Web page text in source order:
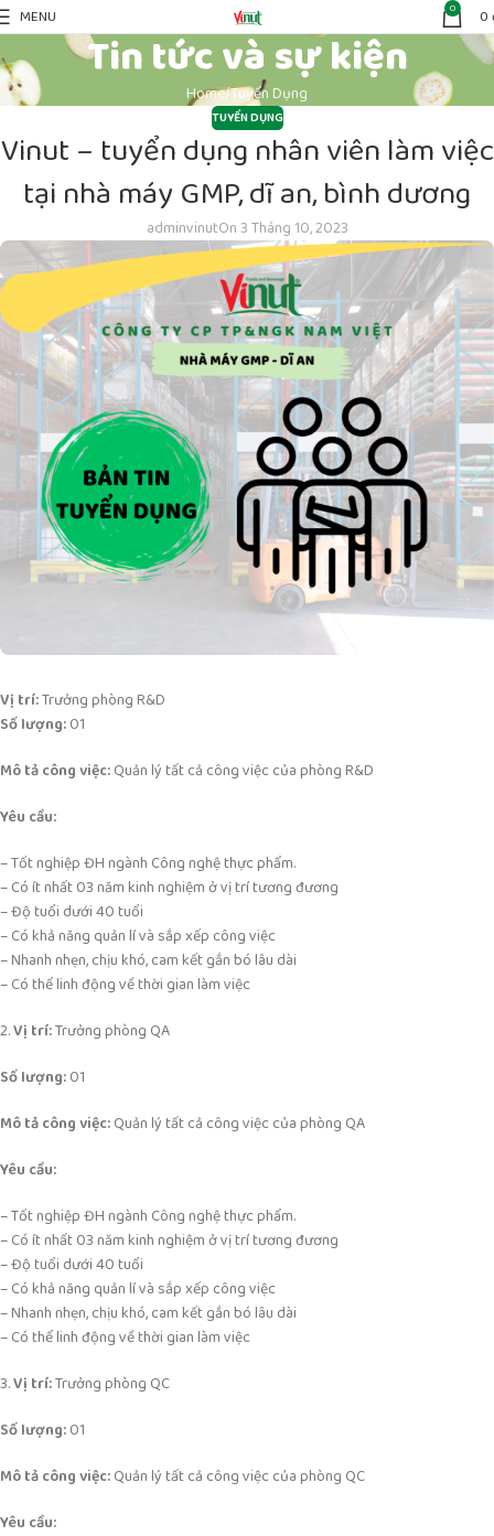
MENU 0 0
Tin tức và sự kiện
Home Tuyển Dụng
TUYỂN DỤNG
Vinut – tuyển dụng nhân viên làm việc
tại nhà máy GMP, dĩ an, bình dương
adminvinutOn 3 Tháng 10, 2023
Vị trí:Trưởng phòng R&D
Số lượng:01
Mô tả công việc:Quản lý tất cả công việc của phòng R&D
Yêu cầu:
– Tốt nghiệp ĐH ngành Công nghệ thực phẩm.
– Có ít nhất 03 năm kinh nghiệm ở vị trí tương đương
– Độ tuổi dưới 40 tuổi
– Có khả năng quản lí và sắp xếp công việc
– Nhanh nhẹn, chịu khó, cam kết gắn bó lâu dài
– Có thể linh động về thời gian làm việc
2.Vị trí:Trưởng phòng QA
Số lượng:01
Mô tả công việc:Quản lý tất cả công việc của phòng QA
Yêu cầu:
– Tốt nghiệp ĐH ngành Công nghệ thực phẩm.
– Có ít nhất 03 năm kinh nghiệm ở vị trí tương đương
– Độ tuổi dưới 40 tuổi
– Có khả năng quản lí và sắp xếp công việc
– Nhanh nhẹn, chịu khó, cam kết gắn bó lâu dài
– Có thể linh động về thời gian làm việc
3.Vị trí:Trưởng phòng QC
Số lượng:01
Mô tả công việc:Quản lý tất cả công việc của phòng QC
Yêu cầu: